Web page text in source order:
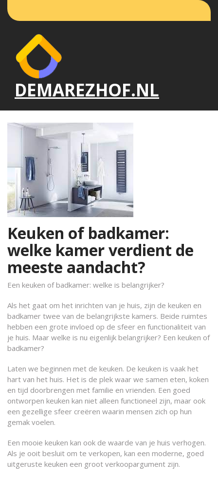
de
DEMAREZHOF.NL
Keuken of badkamer:
welke kamer verdient de
meeste aandacht?
Een keuken of badkamer: welke is belangrijker?
Als het gaat om het inrichten van je huis, zijn de keuken en
badkamer twee van de belangrijkste kamers. Beide ruimtes
hebben een grote invloed op de sfeer en functionaliteit van
je huis. Maar welke is nu eigenlijk belangrijker? Een keuken of
badkamer?
Laten we beginnen met de keuken. De keuken is vaak het
hart van het huis. Het is de plek waar we samen eten, koken
en tijd doorbrengen met familie en vrienden. Een goed
ontworpen keuken kan niet alleen functioneel zijn, maar ook
een gezellige sfeer creëren waarin mensen zich op hun
gemak voelen.
Een mooie keuken kan ook de waarde van je huis verhogen.
Als je ooit besluit om te verkopen, kan een moderne, goed
uitgeruste keuken een groot verkoopargument zijn.